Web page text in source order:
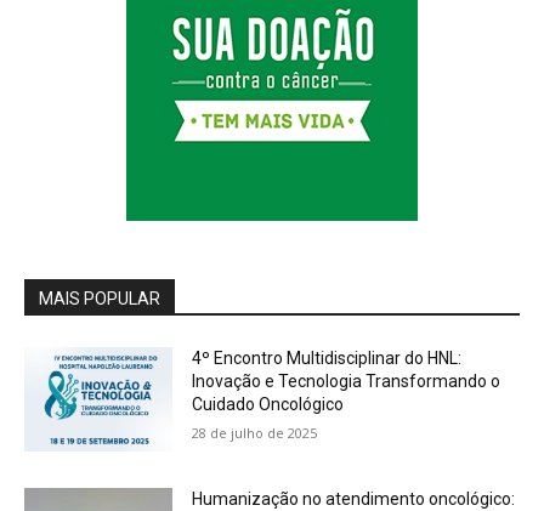
MAIS POPULAR
4º Encontro Multidisciplinar do HNL:
Inovação e Tecnologia Transformando o
Cuidado Oncológico
28 de julho de 2025
Humanização no atendimento oncológico: